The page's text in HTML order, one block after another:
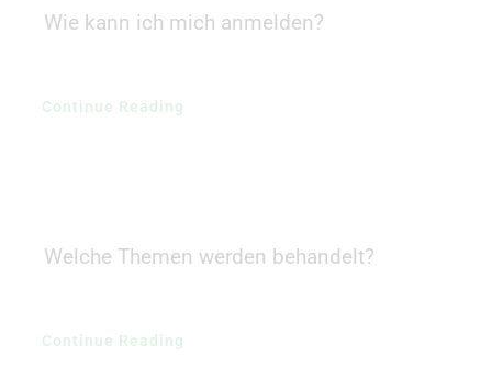
Wie kann ich mich anmelden?
Continue Reading
Welche Themen werden behandelt?
Continue Reading